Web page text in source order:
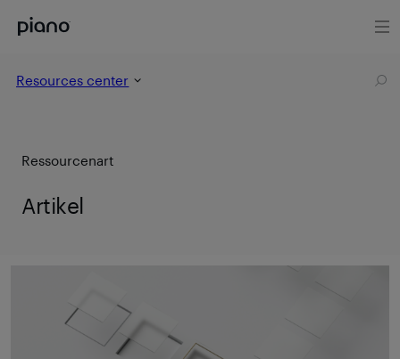
Resources center
Ressourcenart
Artikel